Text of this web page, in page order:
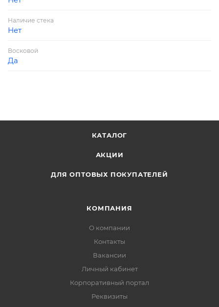
Наличие стека
Нет
Восковой
Да
КАТАЛОГ
АКЦИИ
ДЛЯ ОПТОВЫХ ПОКУПАТЕЛЕЙ
КОМПАНИЯ
О компании
Контакты
Вакансии
Личный кабинет
Корпоративный портал
Реквизиты